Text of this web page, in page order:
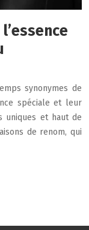
synonymes de
spéciale et leur
uniques et haut de
de renom, qui